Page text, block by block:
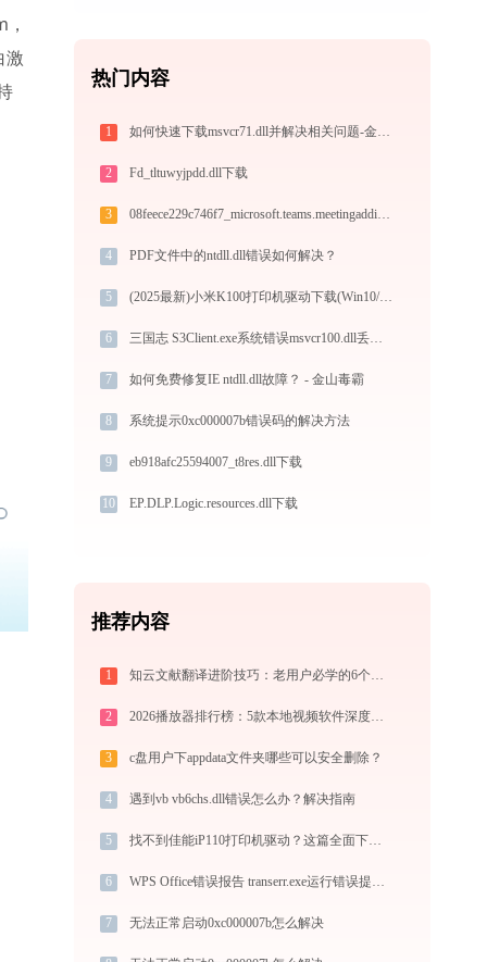
激
热门内容
1 如何快速下载msvcr71.dll并解决相关问题-金山毒霸
2 Fd_tltuwyjpdd.dll下载
3 08feece229c746f7_microsoft.teams.meetingaddin.resources.dll下载
4 PDF文件中的ntdll.dll错误如何解决？
5 (2025最新)小米K100打印机驱动下载(Win10/Win11)及图文安装教程
6 三国志 S3Client.exe系统错误msvcr100.dll丢失如何解决
7 如何免费修复IE ntdll.dll故障？ - 金山毒霸
8 系统提示0xc000007b错误码的解决方法
9 eb918afc25594007_t8res.dll下载
10 EP.DLP.Logic.resources.dll下载
推荐内容
1 知云文献翻译进阶技巧：老用户必学的6个实用方法
2 2026播放器排行榜：5款本地视频软件深度对比与推荐
3 c盘用户下appdata文件夹哪些可以安全删除？
4 遇到vb vb6chs.dll错误怎么办？解决指南
5 找不到佳能iP110打印机驱动？这篇全面下载安装指南帮到你
6 WPS Office错误报告 transerr.exe运行错误提示0xc000000d的解决办法
7 无法正常启动0xc000007b怎么解决